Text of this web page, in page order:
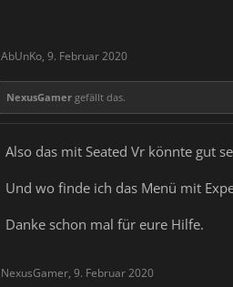
AbUnKo, 9. Februar 2020
NexusGamer gefällt das.
Also das mit Seated Vr könnte gut
Und wo finde ich das Menü mit
Danke schon mal für eure Hilfe.
NexusGamer, 9. Februar 2020